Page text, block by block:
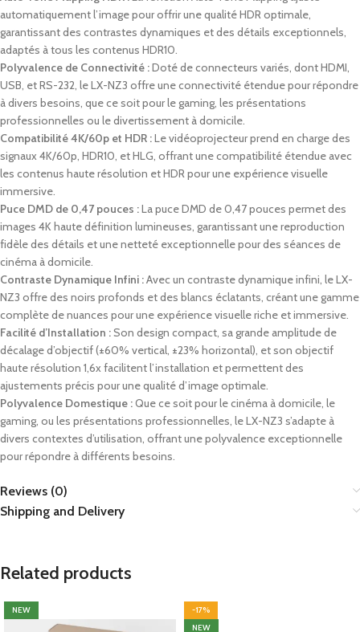
automatiquement l’image pour offrir une qualité HDR optimale,
garantissant des contrastes dynamiques et des détails exceptionnels,
adaptés à tous les contenus HDR10.
Polyvalence de Connectivité :Doté de connecteurs variés, dont HDMI,
USB, et RS-232, le LX-NZ3 offre une connectivité étendue pour répondre
à divers besoins, que ce soit pour le gaming, les présentations
professionnelles ou le divertissement à domicile.
Compatibilité 4K/60p et HDR :Le vidéoprojecteur prend en charge des
signaux 4K/60p, HDR10, et HLG, offrant une compatibilité étendue avec
les contenus haute résolution et HDR pour une expérience visuelle
immersive.
Puce DMD de 0,47 pouces :La puce DMD de 0,47 pouces permet des
images 4K haute définition lumineuses, garantissant une reproduction
fidèle des détails et une netteté exceptionnelle pour des séances de
cinéma à domicile.
Contraste Dynamique Infini :Avec un contraste dynamique infini, le LX-
NZ3 offre des noirs profonds et des blancs éclatants, créant une gamme
complète de nuances pour une expérience visuelle riche et immersive.
Facilité d’Installation :Son design compact, sa grande amplitude de
décalage d’objectif (±60% vertical, ±23% horizontal), et son objectif
haute résolution 1,6x facilitent l’installation et permettent des
ajustements précis pour une qualité d’image optimale.
Polyvalence Domestique :Que ce soit pour le cinéma à domicile, le
gaming, ou les présentations professionnelles, le LX-NZ3 s’adapte à
divers contextes d’utilisation, offrant une polyvalence exceptionnelle
pour répondre à différents besoins.
Reviews (0)
Shipping and Delivery
Related products
NEW
-17%
NEW